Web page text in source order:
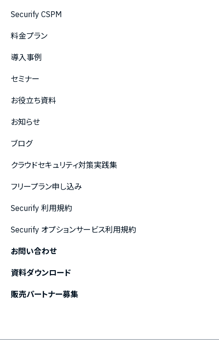
Securify CSPM
料金プラン
導入事例
セミナー
お役立ち資料
お知らせ
ブログ
クラウドセキュリティ対策実践集
フリープラン申し込み
Securify 利用規約
Securify オプションサービス利用規約
お問い合わせ
資料ダウンロード
販売パートナー募集